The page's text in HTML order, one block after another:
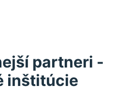
partneri -
inštitúcie